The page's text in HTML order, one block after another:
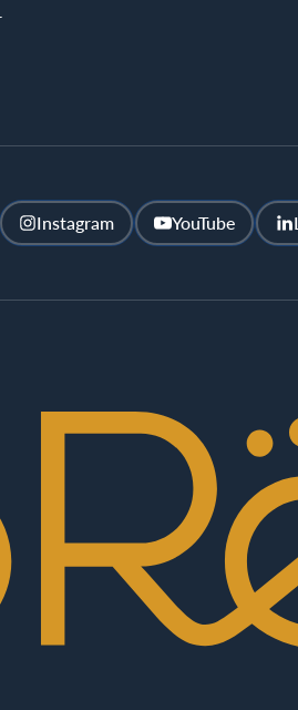
Instagram YouTube